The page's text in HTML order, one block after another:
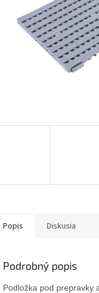
Popis Diskusia
Podrobný popis
Podložka pod prepravky